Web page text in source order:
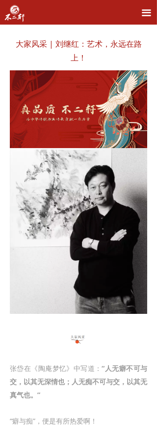
끀
首页
直播拍卖
名家推荐
新闻资讯
联系我们
大家风采 | 刘继红：艺术，永远在路
上！
张岱在《陶庵梦忆》中写道：“人无癖不可与
交，以其无深情也；人无痴不可与交，以其无
真气也。”
“癖与痴”，便是有所热爱啊！